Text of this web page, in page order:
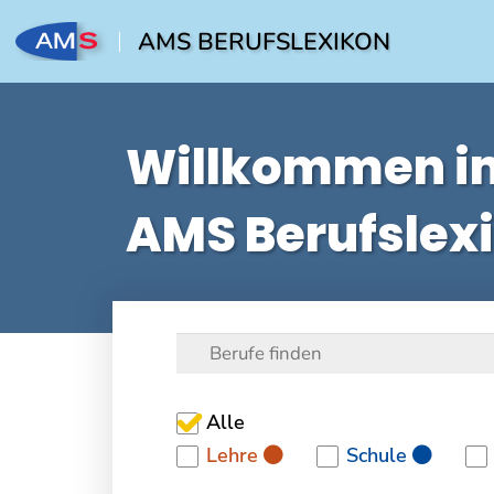
AMS BERUFSLEXIKON
Willkommen
AMS
Alle
Lehre
Schule